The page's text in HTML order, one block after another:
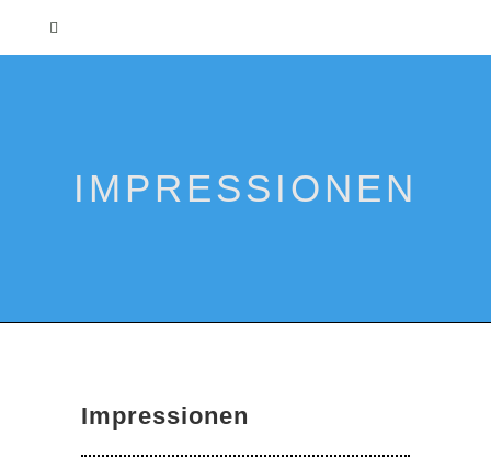
IMPRESSIONEN
Impressionen